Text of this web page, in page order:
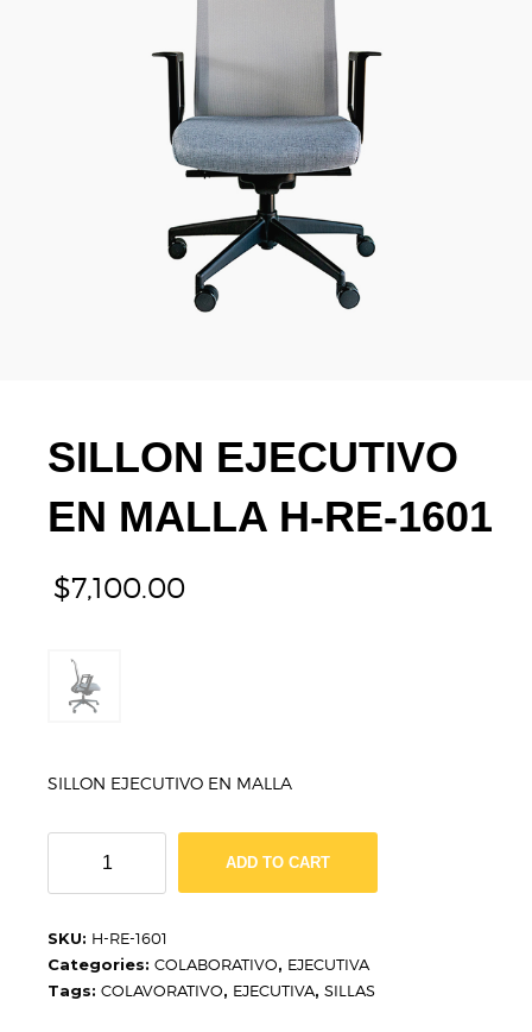
SILLON EJECUTIVO
EN MALLA H-RE-1601
$7,100.00
SILLON EJECUTIVO EN MALLA
EJECUTIVO
EN
H-
RE-
1601
ADD TO CART
SKU: H-RE-1601
Categories: COLABORATIVO, EJECUTIVA
Tags: COLAVORATIVO, EJECUTIVA, SILLAS